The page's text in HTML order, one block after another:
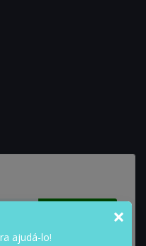
×
ajudá-lo!